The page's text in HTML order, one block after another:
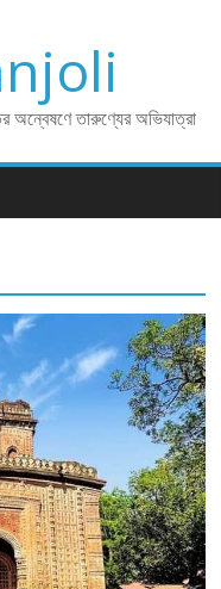
সরকার (সুমন) এর প্রতি ধন্যবাদ
ভৌমিকের প্রতি ধন্যবাদ জ্ঞাপন…
অন্বেষণে তারুণ্যের অভিযাত্রা